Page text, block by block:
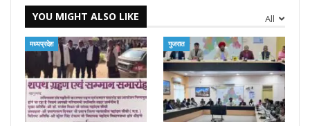
All
YOU MIGHT ALSO LIKE
मध्यप्रदेश गुजरात